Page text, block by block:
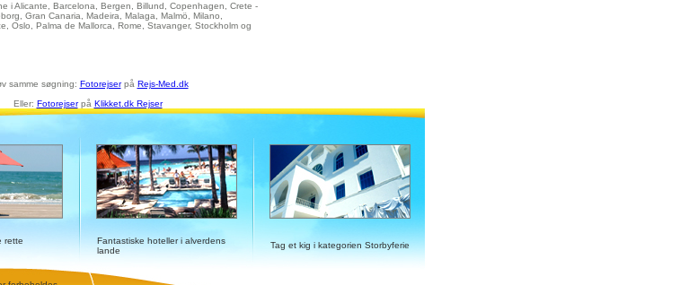
i Alicante, Barcelona, Bergen, Billund, Copenhagen, Crete -
Gran Canaria, Madeira, Malaga, Malmö, Milano,
Oslo, Palma de Mallorca, Rome, Stavanger, Stockholm og
samme søgning: Fotorejserpå Rejs-Med.dk
Eller: Fotorejserpå Klikket.dk Rejser
rette
Fantastiske hoteller i alverdens
lande
Tag et kig i kategorien Storbyferie